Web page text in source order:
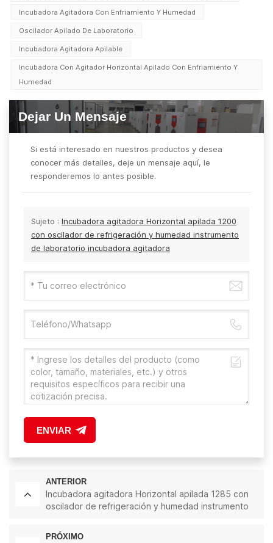
Incubadora Agitadora Con Enfriamiento Y Humedad
Oscilador Apilado De Laboratorio
Incubadora Agitadora Apilable
Incubadora Con Agitador Horizontal Apilado Con Enfriamiento Y
Humedad
Dejar Un Mensaje
Si está interesado en nuestros productos y desea
conocer más detalles, deje un mensaje aquí, le
responderemos lo antes posible.
Sujeto : Incubadora agitadora Horizontal apilada 1200
con oscilador de refrigeración y humedad instrumento
de laboratorio incubadora agitadora
ENVIAR
ANTERIOR
Incubadora agitadora Horizontal apilada 1285 con
oscilador de refrigeración y humedad instrumento
PRÓXIMO